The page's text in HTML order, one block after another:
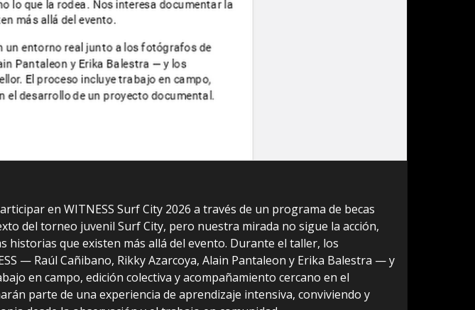
en WITNESS Surf City 2026 a través de un programa de becas
del torneo juvenil Surf City, pero nuestra mirada no sigue la acción,
que existen más allá del evento. Durante el taller, los
— Raúl Cañibano, Rikky Azarcoya, Alain Pantaleon y Erika Balestra — y
en campo, edición colectiva y acompañamiento cercano en el
parte de una experiencia de aprendizaje intensiva, conviviendo y